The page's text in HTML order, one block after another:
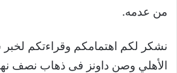
من عدمه.
نشكر لكم اهتمامكم وقراءتكم
الأهلي وصن داونز فى ذهاب نصف